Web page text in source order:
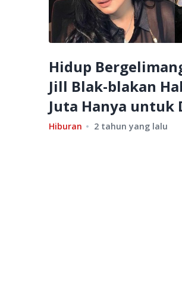
Hidup
Jill Blak-blakan
Juta Hanya untuk
Hiburan 2 tahun yang lalu